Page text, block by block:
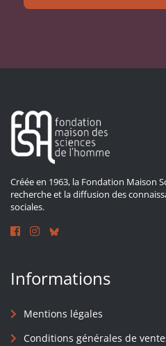
Créée en 1963, la Fondation Maison
recherche et la diffusion des
sociales.
Informations
Mentions légales
Conditions générales de